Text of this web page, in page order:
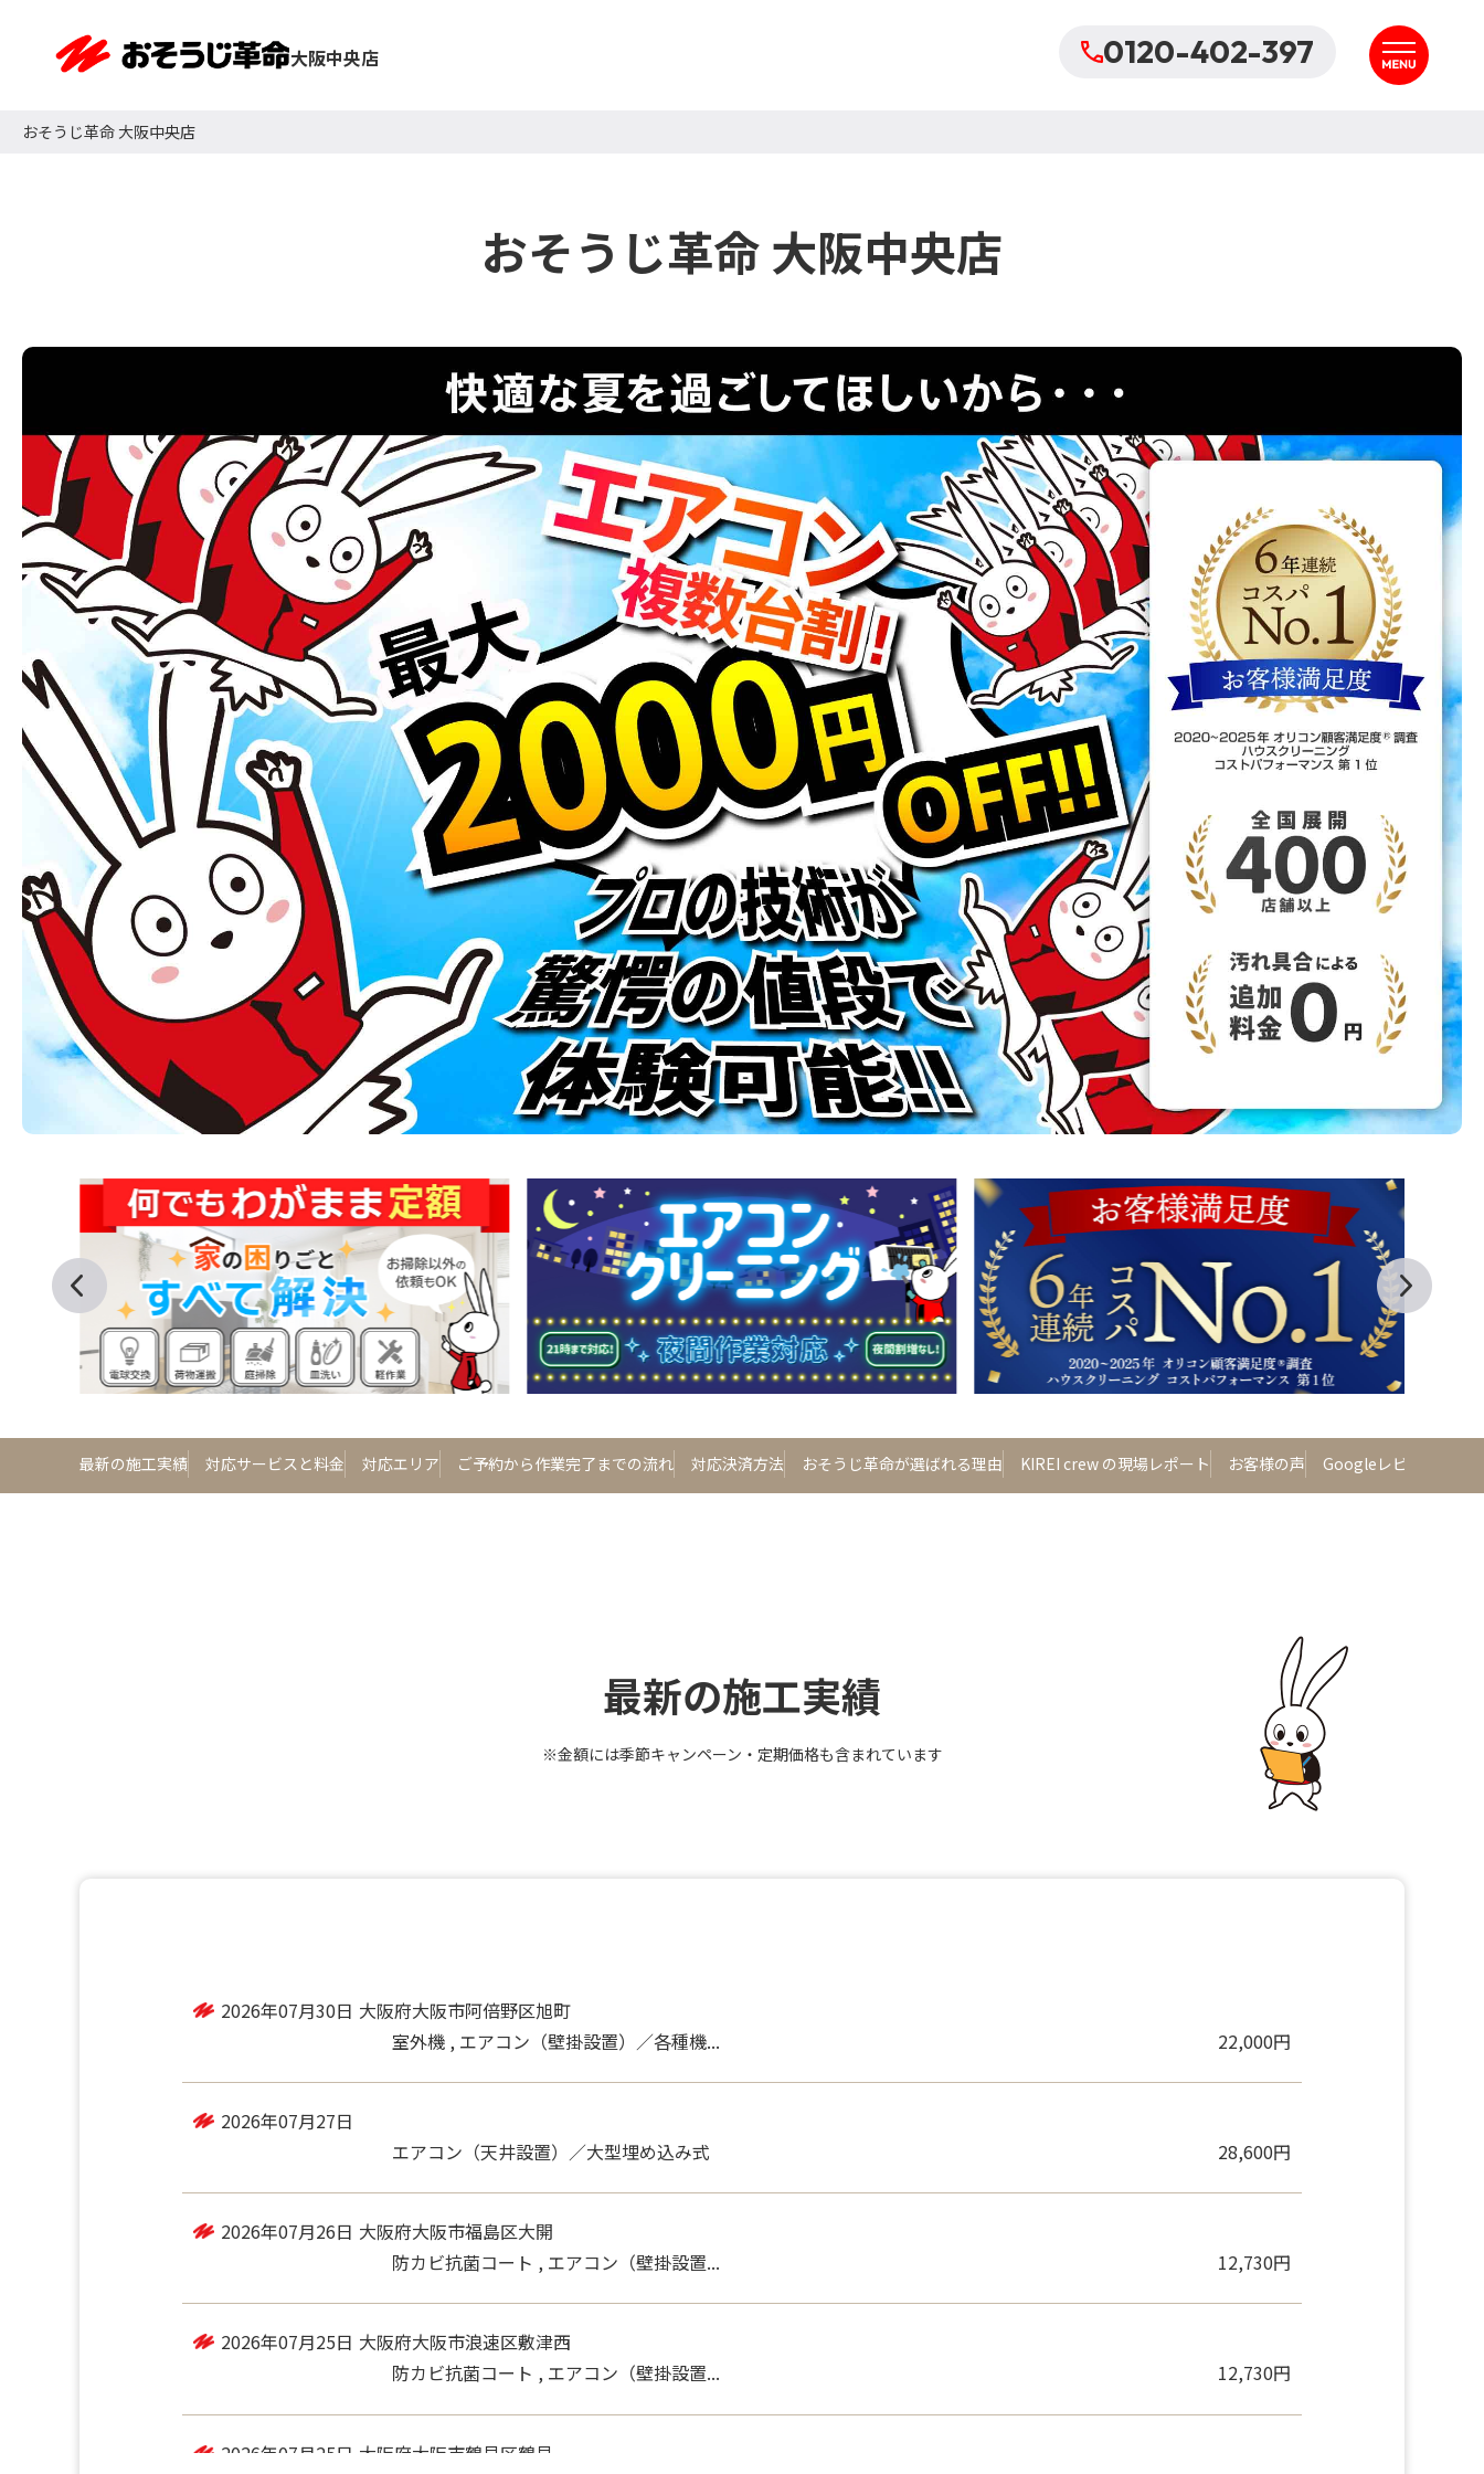
大阪中央店 0120-402-397
おそうじ革命 大阪中央店
おそうじ革命 大阪中央店
最新の施工実績 対応サービスと料金 対応エリア ご予約から作業完了までの流れ 対応決済方法 おそうじ革命が選ばれる理由 KIREI crew の現場レポート お客様の声 Googleレビュー
最新の施工実績
※金額には季節キャンペーン・定期価格も含まれています
2026年07月31日 大阪府大阪市住之江区御崎
トイレ , 浴室・洗面所・トイレ通常換気...
30,030円
2026年07月30日
室外機 , エアコン（壁掛設置）／各種機...
22,000円
2026年07月27日
エアコン（天井設置）／大型埋め込み式
28,600円
2026年07月26日 大阪府大阪市福島区大開
防カビ抗菌コート , エアコン（壁掛設置...
12,730円
2026年07月25日 大阪府大阪市浪速区敷津西